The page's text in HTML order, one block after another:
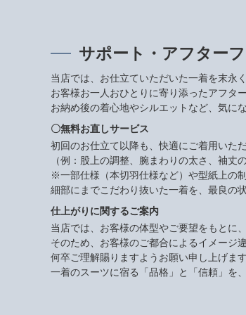
サポート・アフター
当店では、お仕立ていただいた一着を末永
お客様お一人おひとりに寄り添ったアフタ
お納め後の着心地やシルエットなど、気に
〇無料お直しサービス
初回のお仕立て以降も、快適にご着用いた
（例：股上の調整、腕まわりの太さ、袖丈
※一部仕様（本切羽仕様など）や型紙上の
細部にまでこだわり抜いた一着を、最良の
仕上がりに関するご案内
当店では、お客様の体型やご要望をもとに
そのため、お客様のご都合によるイメージ
何卒ご理解賜りますようお願い申し上げます
一着のスーツに宿る「品格」と「信頼」を